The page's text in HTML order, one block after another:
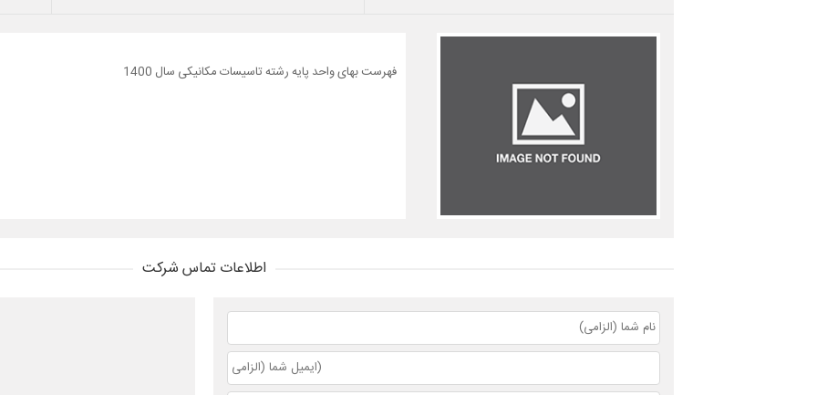
فهرست بهای واحد پایه رشته تاسیسات مکانیکی سال 1400
اطلاعات تماس شرکت